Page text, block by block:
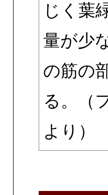
じく葉
量が少
の筋の
る。（
より）